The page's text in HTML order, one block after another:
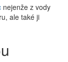
nejenže z vody
ale také ji